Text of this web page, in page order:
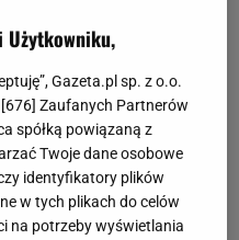
Użytkowniku,
Gazeta.pl sp. z o.o.
676] Zaufanych Partnerów
spółką powiązaną z
Twoje dane osobowe
identyfikatory plików
w tych plikach do celów
na potrzeby wyświetlania